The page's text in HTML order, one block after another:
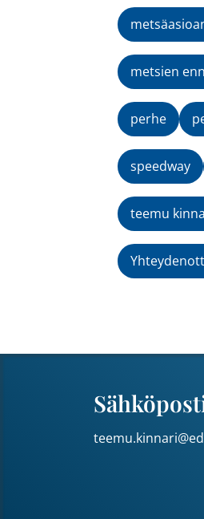
metsien
perhe
speedway
teemu